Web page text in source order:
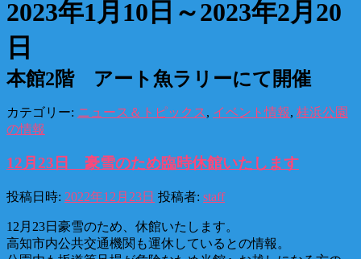
2023年1月10日～2023年2月20
日
本館2階 アート魚ラリーにて開催
カテゴリー: ニュース＆トピックス, イベント情報, 桂浜公園
の情報
12月23日 豪雪のため臨時休館いたします
投稿日時: 2022年12月23日 投稿者: staff
12月23日豪雪のため、休館いたします。
高知市内公共交通機関も運休しているとの情報。